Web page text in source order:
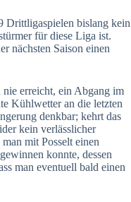
Drittligaspielen bislang kein
für diese Liga ist.
nächsten Saison einen
erreicht, ein Abgang im
Kühlwetter an die letzten
denkbar; kehrt das
kein verlässlicher
mit Posselt einen
konnte, dessen
man eventuell bald einen